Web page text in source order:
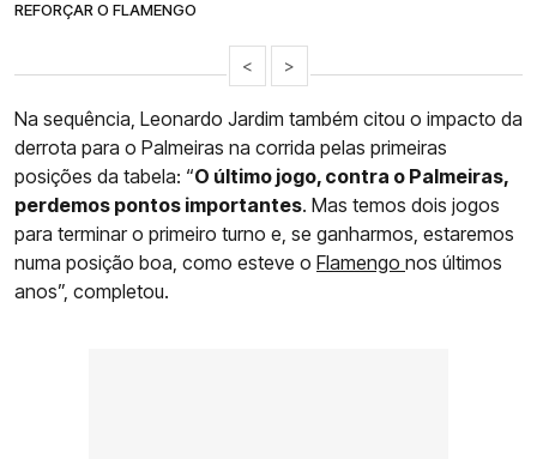
REFORÇAR O FLAMENGO
< >
Na sequência, Leonardo Jardim também citou o impacto da
derrota para o Palmeiras na corrida pelas primeiras
posições da tabela: “O último jogo, contra o Palmeiras,
perdemos pontos importantes. Mas temos dois jogos
para terminar o primeiro turno e, se ganharmos, estaremos
numa posição boa, como esteve o Flamengo nos últimos
anos”, completou.